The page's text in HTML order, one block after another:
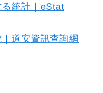
統計｜eStat
道安資訊查詢網